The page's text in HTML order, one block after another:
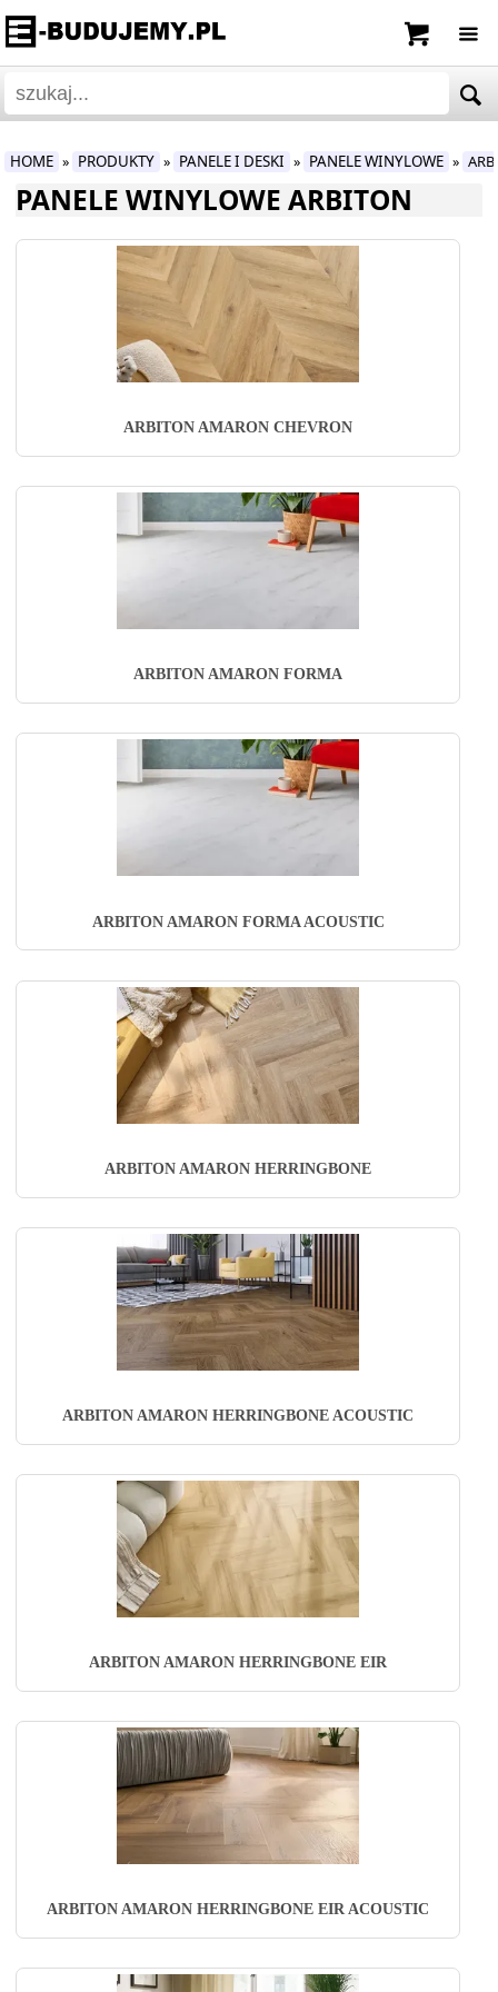
HOME » PRODUKTY » PANELE I DESKI » PANELE WINYLOWE »
PANELE WINYLOWE ARBITON
ARBITON AMARON CHEVRON
ARBITON AMARON FORMA
ARBITON AMARON FORMA ACOUSTIC
ARBITON AMARON HERRINGBONE
ARBITON AMARON HERRINGBONE ACOUSTIC
ARBITON AMARON HERRINGBONE EIR
ARBITON AMARON HERRINGBONE EIR ACOUSTIC